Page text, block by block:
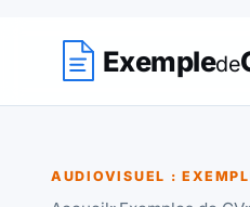
Exemplede
AUDIOVISUEL :